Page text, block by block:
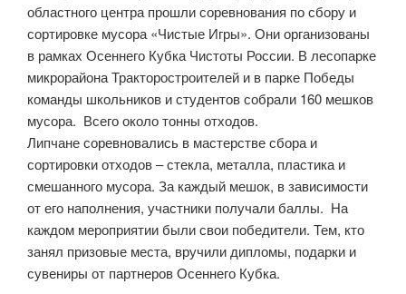
областного центра прошли соревнования по сбору и
сортировке мусора «Чистые Игры». Они организованы
в рамках Осеннего Кубка Чистоты России. В лесопарке
микрорайона Тракторостроителей и в парке Победы
команды школьников и студентов собрали 160 мешков
мусора. Всего около тонны отходов.
Липчане соревновались в мастерстве сбора и
сортировки отходов – стекла, металла, пластика и
смешанного мусора. За каждый мешок, в зависимости
от его наполнения, участники получали баллы. На
каждом мероприятии были свои победители. Тем, кто
занял призовые места, вручили дипломы, подарки и
сувениры от партнеров Осеннего Кубка.